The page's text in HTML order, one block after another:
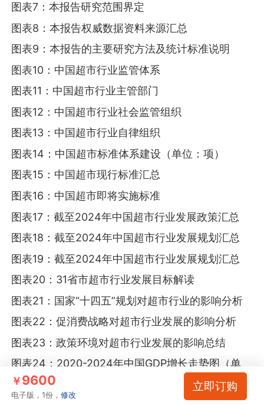
图表7：本报告研究范围界定
图表8：本报告权威数据资料来源汇总
图表9：本报告的主要研究方法及统计标准说明
图表10：中国超市行业监管体系
图表11：中国超市行业主管部门
图表12：中国超市行业社会监管组织
图表13：中国超市行业自律组织
图表14：中国超市标准体系建设（单位：项）
图表15：中国超市现行标准汇总
图表16：中国超市即将实施标准
图表17：截至2024年中国超市行业发展政策汇总
图表18：截至2024年中国超市行业发展规划汇总
图表19：截至2024年中国超市行业发展规划汇总
图表20：31省市超市行业发展目标解读
图表21：国家“十四五”规划对超市行业的影响分析
图表22：促消费战略对超市行业发展的影响分析
图表23：政策环境对超市行业发展的影响总结
图表24：2020-2024年中国GDP增长走势图（单
位：万亿元，%）
图表25：2020-2024年中国CPI变化情况（单位：
￥9600
电子版，1份，修改
立即订购